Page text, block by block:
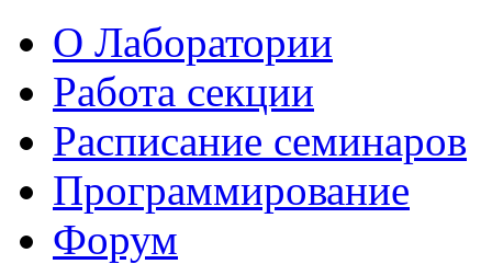
О Лаборатории
Работа секции
Расписание семинаров
Программирование
Форум